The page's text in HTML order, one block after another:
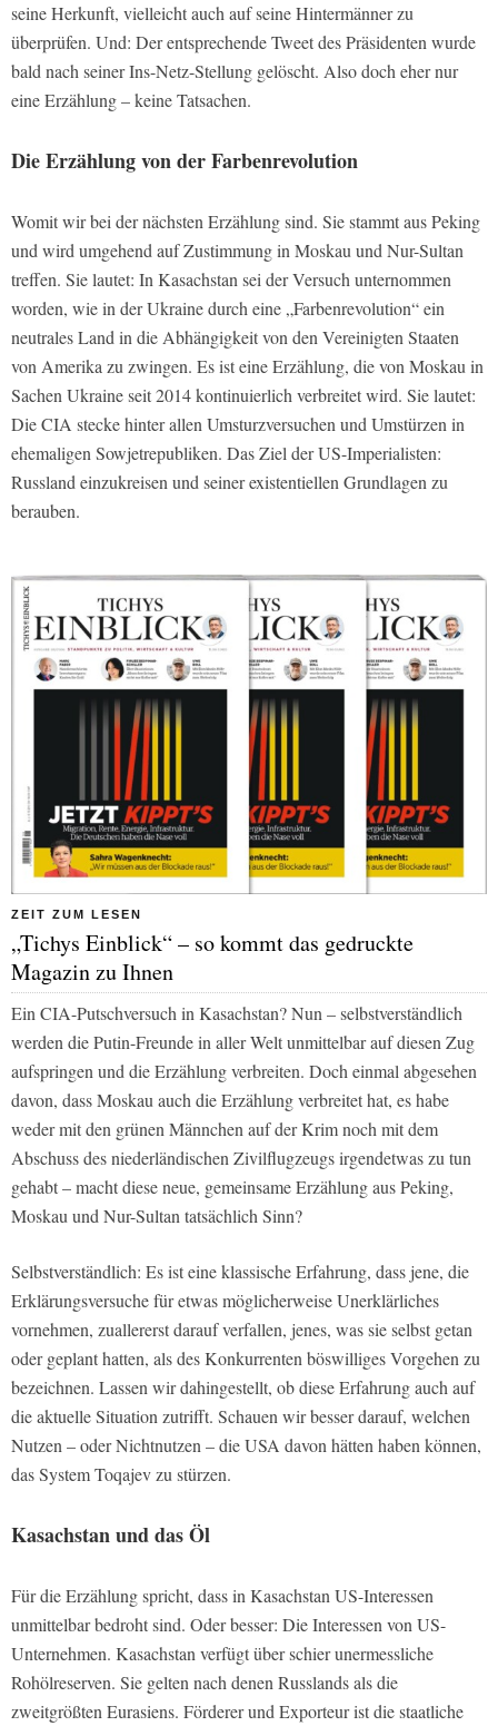
seine Herkunft, vielleicht auch auf seine Hintermänner zu
überprüfen. Und: Der entsprechende Tweet des Präsidenten wurde
bald nach seiner Ins-Netz-Stellung gelöscht. Also doch eher nur
eine Erzählung – keine Tatsachen.
Die Erzählung von der Farbenrevolution
Womit wir bei der nächsten Erzählung sind. Sie stammt aus Peking
und wird umgehend auf Zustimmung in Moskau und Nur-Sultan
treffen. Sie lautet: In Kasachstan sei der Versuch unternommen
worden, wie in der Ukraine durch eine „Farbenrevolution“ ein
neutrales Land in die Abhängigkeit von den Vereinigten Staaten
von Amerika zu zwingen. Es ist eine Erzählung, die von Moskau in
Sachen Ukraine seit 2014 kontinuierlich verbreitet wird. Sie lautet:
Die CIA stecke hinter allen Umsturzversuchen und Umstürzen in
ehemaligen Sowjetrepubliken. Das Ziel der US-Imperialisten:
Russland einzukreisen und seiner existentiellen Grundlagen zu
berauben.
ZEIT ZUM LESEN
„Tichys Einblick“ – so kommt das gedruckte
Magazin zu Ihnen
Ein CIA-Putschversuch in Kasachstan? Nun – selbstverständlich
werden die Putin-Freunde in aller Welt unmittelbar auf diesen Zug
aufspringen und die Erzählung verbreiten. Doch einmal abgesehen
davon, dass Moskau auch die Erzählung verbreitet hat, es habe
weder mit den grünen Männchen auf der Krim noch mit dem
Abschuss des niederländischen Zivilflugzeugs irgendetwas zu tun
gehabt – macht diese neue, gemeinsame Erzählung aus Peking,
Moskau und Nur-Sultan tatsächlich Sinn?
Selbstverständlich: Es ist eine klassische Erfahrung, dass jene, die
Erklärungsversuche für etwas möglicherweise Unerklärliches
vornehmen, zuallererst darauf verfallen, jenes, was sie selbst getan
oder geplant hatten, als des Konkurrenten böswilliges Vorgehen zu
bezeichnen. Lassen wir dahingestellt, ob diese Erfahrung auch auf
die aktuelle Situation zutrifft. Schauen wir besser darauf, welchen
Nutzen – oder Nichtnutzen – die USA davon hätten haben können,
das System Toqajev zu stürzen.
Kasachstan und das Öl
Für die Erzählung spricht, dass in Kasachstan US-Interessen
unmittelbar bedroht sind. Oder besser: Die Interessen von US-
Unternehmen. Kasachstan verfügt über schier unermessliche
Rohölreserven. Sie gelten nach denen Russlands als die
zweitgrößten Eurasiens. Förderer und Exporteur ist die staatliche